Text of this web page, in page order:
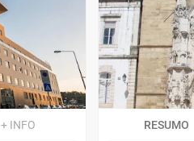
+ INFO RESUMO